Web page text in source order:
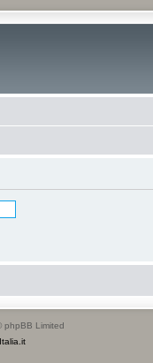
phpBB Limited